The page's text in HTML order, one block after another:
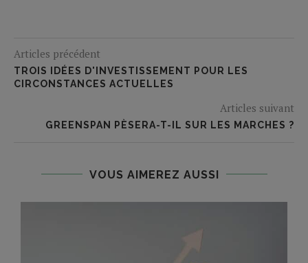
Articles précédent
TROIS IDÉES D'INVESTISSEMENT POUR LES
CIRCONSTANCES ACTUELLES
Articles suivant
GREENSPAN PÈSERA-T-IL SUR LES MARCHES ?
VOUS AIMEREZ AUSSI